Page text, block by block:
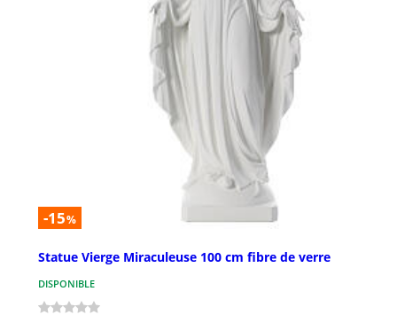
-15%
Statue Vierge Miraculeuse 100 cm fibre de verre
DISPONIBLE